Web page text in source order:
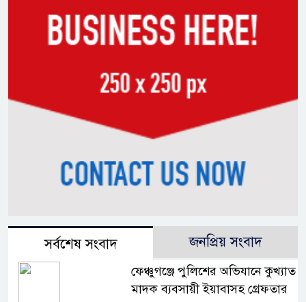
সর্বশেষ সংবাদ জনপ্রিয় সংবাদ
ফেঞ্চুগঞ্জে পুলিশের অভিযানে কুখ্যাত
মাদক ব্যবসায়ী ইয়াবাসহ গ্রেফতার